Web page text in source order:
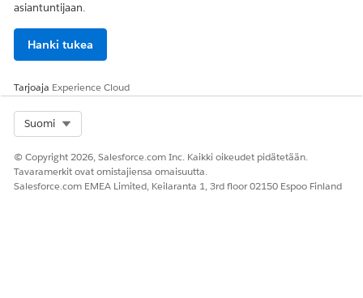
asiantuntijaan.
Hanki tukea
Tarjoaja Experience Cloud
Suomi
© Copyright 2026, Salesforce.com Inc. Kaikki oikeudet pidätetään.
Tavaramerkit ovat omistajiensa omaisuutta.
Salesforce.com EMEA Limited, Keilaranta 1, 3rd floor 02150 Espoo Finland